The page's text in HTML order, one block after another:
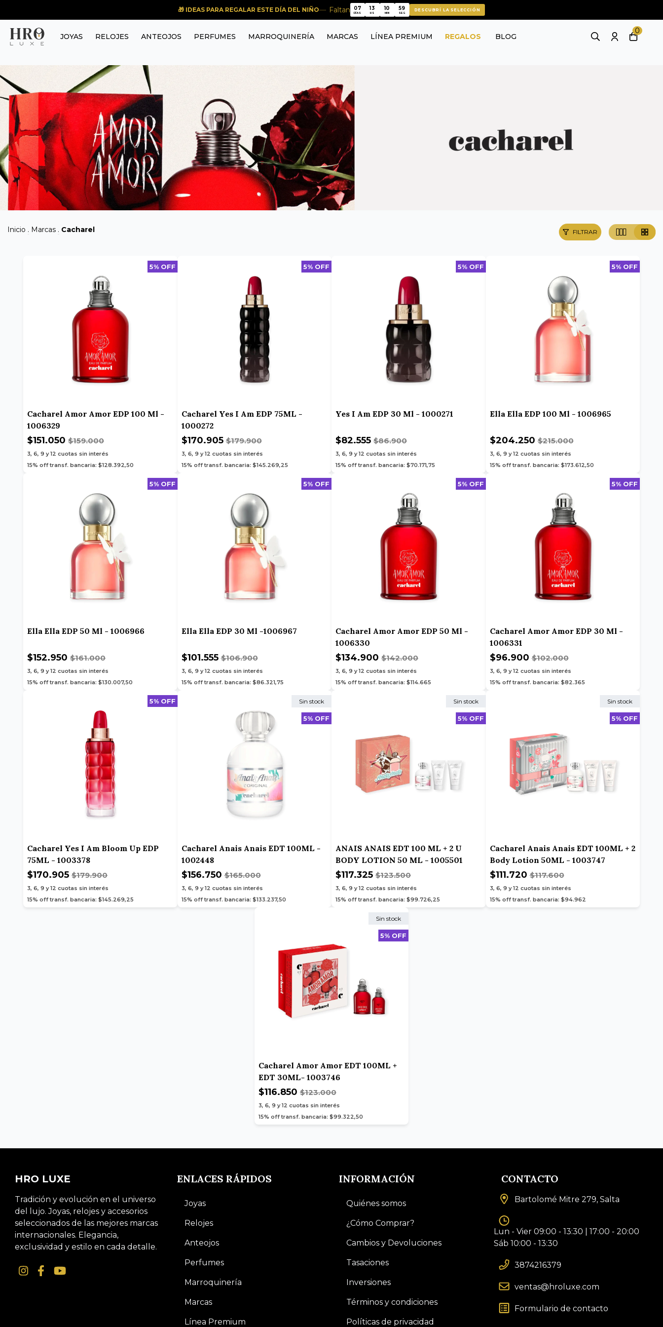
🎁 IDEAS PARA REGALAR ESTE DÍA DEL NIÑO Faltan
07
07
DÍAS
13
13
HS
10
10
MIN
59
59
SEG
DESCUBRÍ LA SELECCIÓN
JOYAS RELOJES ANTEOJOS PERFUMES MARROQUINERÍA MARCAS LÍNEA PREMIUM REGALOS BLOG
0
Inicio . Marcas . Cacharel FILTRAR
5% OFF
Cacharel Amor Amor EDP 100 Ml -
1006329
$151.050 $159.000
3, 6, 9 y 12 cuotas sin interés
15% off transf. bancaria: $128.392,50
5% OFF
Cacharel Yes I Am EDP 75ML -
1000272
$170.905$179.900
3, 6, 9 y 12 cuotas sin interés
15% off transf. bancaria: $145.269,25
5% OFF
Yes I Am EDP 30 Ml - 1000271
$82.555 $86.900
3, 6, 9 y 12 cuotas sin interés
15% off transf. bancaria: $70.171,75
5% OFF
Ella Ella EDP 100 Ml - 1006965
$204.250$215.000
3, 6, 9 y 12 cuotas sin interés
15% off transf. bancaria: $173.612,50
5% OFF
Ella Ella EDP 50 Ml - 1006966
$152.950 $161.000
3, 6, 9 y 12 cuotas sin interés
15% off transf. bancaria: $130.007,50
5% OFF
Ella Ella EDP 30 Ml -1006967
$101.555$106.900
3, 6, 9 y 12 cuotas sin interés
15% off transf. bancaria: $86.321,75
5% OFF
Cacharel Amor Amor EDP 50 Ml -
1006330
$134.900 $142.000
3, 6, 9 y 12 cuotas sin interés
15% off transf. bancaria: $114.665
5% OFF
Cacharel Amor Amor EDP 30 Ml -
1006331
$96.900$102.000
3, 6, 9 y 12 cuotas sin interés
15% off transf. bancaria: $82.365
5% OFF
Cacharel Yes I Am Bloom Up EDP
75ML - 1003378
$170.905 $179.900
3, 6, 9 y 12 cuotas sin interés
15% off transf. bancaria: $145.269,25
Sin stock
5% OFF
Cacharel Anais Anais EDT 100ML -
1002448
$156.750$165.000
3, 6, 9 y 12 cuotas sin interés
15% off transf. bancaria: $133.237,50
Sin stock
5% OFF
ANAIS ANAIS EDT 100 ML + 2 U
BODY LOTION 50 ML - 1005501
$117.325 $123.500
3, 6, 9 y 12 cuotas sin interés
15% off transf. bancaria: $99.726,25
Sin stock
5% OFF
Cacharel Anais Anais EDT 100ML + 2
Body Lotion 50ML - 1003747
$111.720$117.600
3, 6, 9 y 12 cuotas sin interés
15% off transf. bancaria: $94.962
Sin stock
5% OFF
Cacharel Amor Amor EDT 100ML +
EDT 30ML- 1003746
$116.850$123.000
3, 6, 9 y 12 cuotas sin interés
15% off transf. bancaria: $99.322,50
HRO LUXE
Tradición y evolución en el universo
del lujo. Joyas, relojes y accesorios
seleccionados de las mejores marcas
internacionales. Elegancia,
exclusividad y estilo en cada detalle.
ENLACES RÁPIDOS
Joyas
Relojes
Anteojos
Perfumes
Marroquinería
Marcas
Línea Premium
INFORMACIÓN
Quiénes somos
¿Cómo Comprar?
Cambios y Devoluciones
Tasaciones
Inversiones
Términos y condiciones
Políticas de privacidad
CONTACTO
Bartolomé Mitre 279, Salta
Lun - Vier 09:00 - 13:30 | 17:00 - 20:00
Sáb 10:00 - 13:30
3874216379
ventas@hroluxe.com
Formulario de contacto